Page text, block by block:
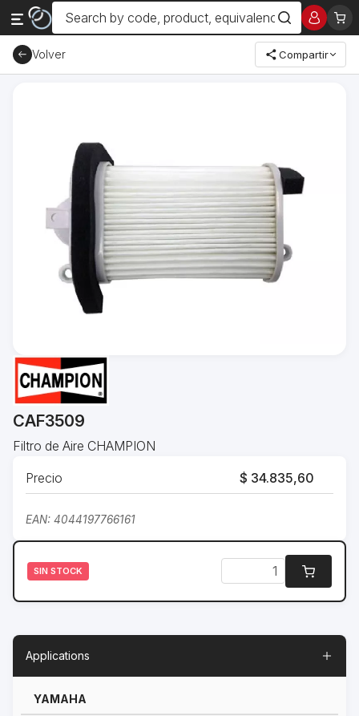
Volver Compartir
CAF3509
Filtro de Aire CHAMPION
Precio
$ 34.835,60
EAN: 4044197766161
SIN STOCK
Applications
YAMAHA